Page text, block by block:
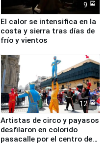
9
El calor se intensifica en la
costa y sierra tras días de
frío y vientos
12
Artistas de circo y payasos
desfilaron en colorido
pasacalle por el centro de